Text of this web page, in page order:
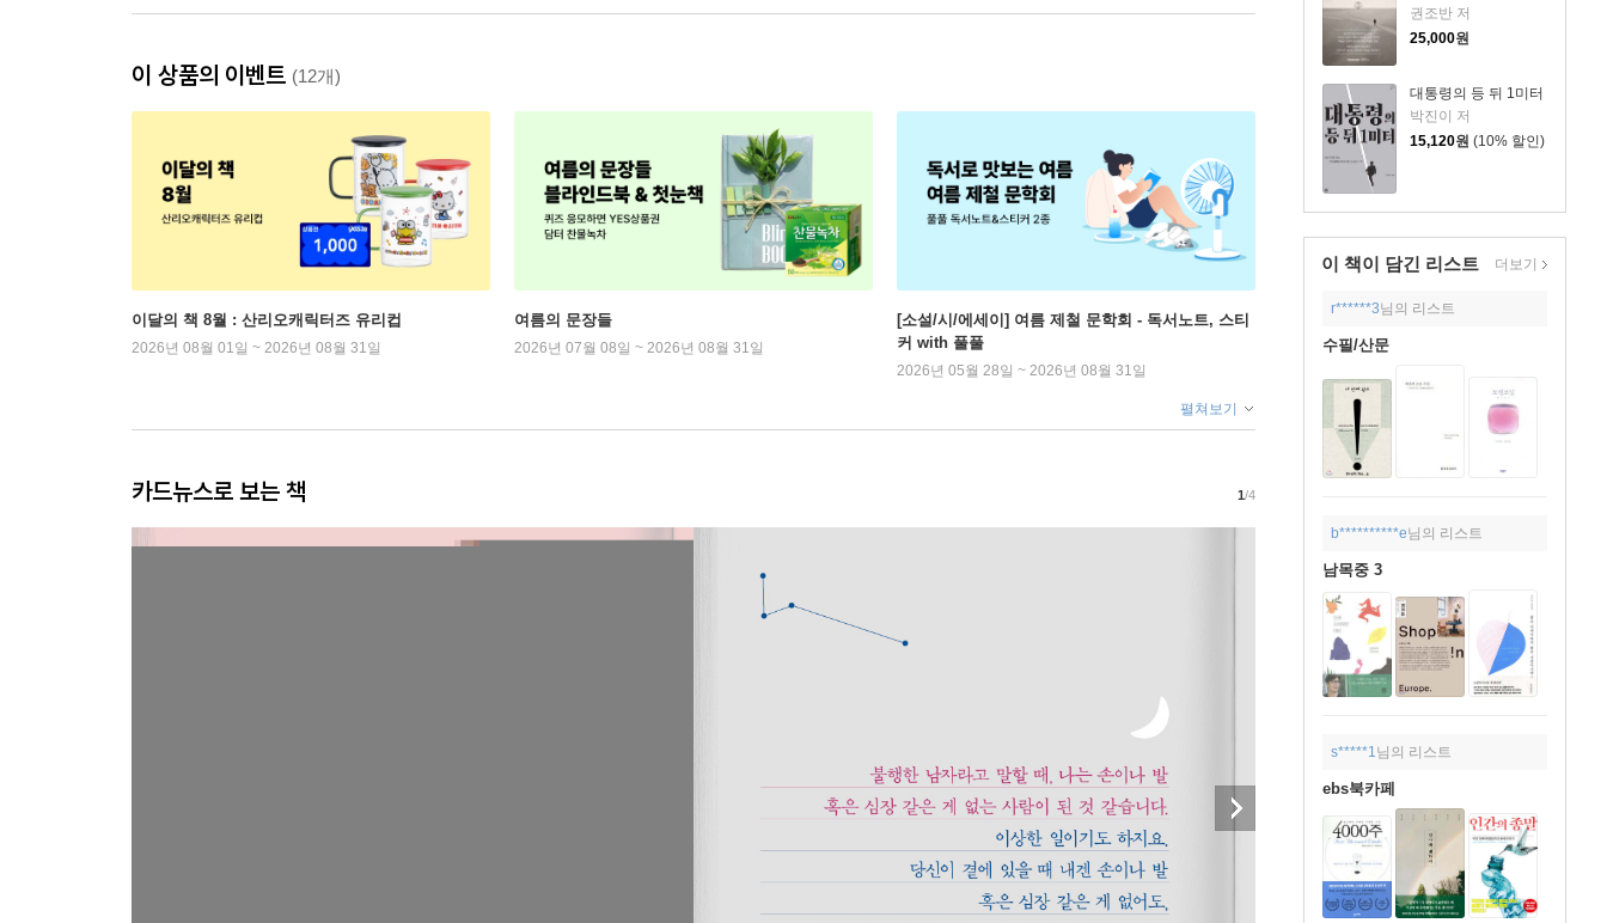
권조반 저
25,000원
대통령의 등 뒤 1미터
박진이 저
15,120원 (10% 할인)
이 책이 담긴 리스트 더보기
r******3님의 리스트
수필/산문
b**********e님의 리스트
남목중 3
s*****1 님의 리스트
ebs북카페
이 상품의 이벤트 (12개)
이달의 책 8월 : 산리오캐릭터즈 유리컵
2026년 08월 01일 ~ 2026년 08월 31일
여름의 문장들
2026년 07월 08일 ~ 2026년 08월 31일
[소설/시/에세이] 여름 제철 문학회 - 독서노트, 스티
커 with 풀풀
2026년 05월 28일 ~ 2026년 08월 31일
펼쳐보기
카드뉴스로 보는 책 1/4